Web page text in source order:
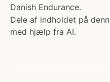
Danish Endurance.
Dele af indholdet på
med hjælp fra AI.